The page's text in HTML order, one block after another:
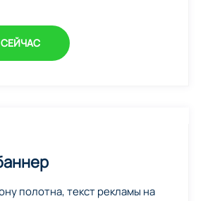
полотна, текст рекламы на